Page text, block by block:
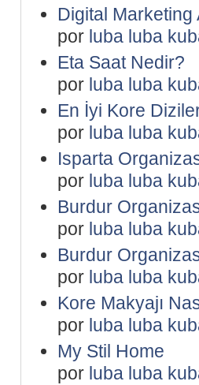
Digital Marketing
por luba luba
Eta Saat Nedir?
por luba luba
En İyi Kore
por luba luba
Isparta
por luba luba
Burdur
por luba luba
Burdur
por luba luba
Kore Makyajı
por luba luba
My Stil Home
por luba luba